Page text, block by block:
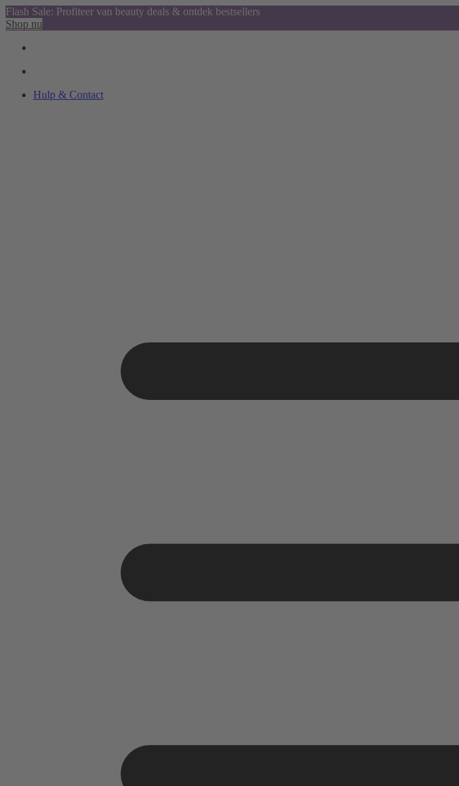
Flash Sale: Profiteer van beauty deals & ontdek bestsellers
Shop nu
Hulp & Contact